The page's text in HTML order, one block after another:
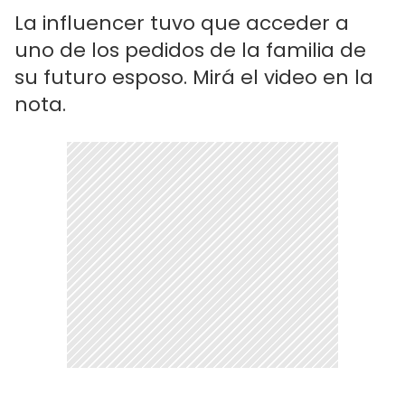
La influencer tuvo que acceder a
uno de los pedidos de la familia de
su futuro esposo. Mirá el video en la
nota.